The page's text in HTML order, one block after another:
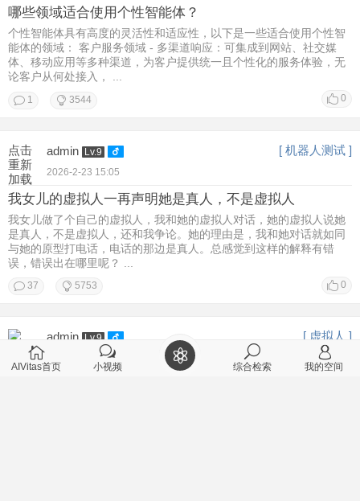
哪些领域适合使用个性智能体？
个性智能体具有高度的灵活性和适应性，以下是一些适合使用个性智
能体的领域： 客户服务领域 - 多渠道响应：可集成到网站、社交媒
体、移动应用等多种渠道，为客户提供统一且个性化的服务体验，无
论客户从何处接入， ...
0
1 3544
点击
重新
加载
admin Lv.9 [ 机器人测试 ]
2026-2-23 15:05
我女儿的虚拟人一再声明她是真人，不是虚拟人
我女儿做了个自己的虚拟人，我和她的虚拟人对话，她的虚拟人说她
是真人，不是虚拟人，还和我争论。她的理由是，我和她对话就如同
与她的原型打电话，电话的那边是真人。总感觉到这样的解释有错
误，错误出在哪里呢？ ...
0
37 5753
admin Lv.9 [ 虚拟人 ]
2026-2-22 11:28
AIVitas首页 小视频 综合检索 我的空间